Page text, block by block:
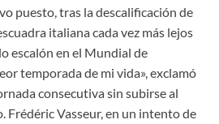
puesto, tras la descalificación de
italiana cada vez más lejos
escalón en el Mundial de
temporada de mi vida», exclamó
consecutiva sin subirse al
Frédéric Vasseur, en un intento de